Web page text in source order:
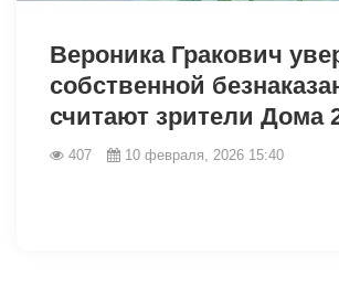
Вероника Гракович
собственной
считают зрители Дома
407 10 февраля, 2026 15:40